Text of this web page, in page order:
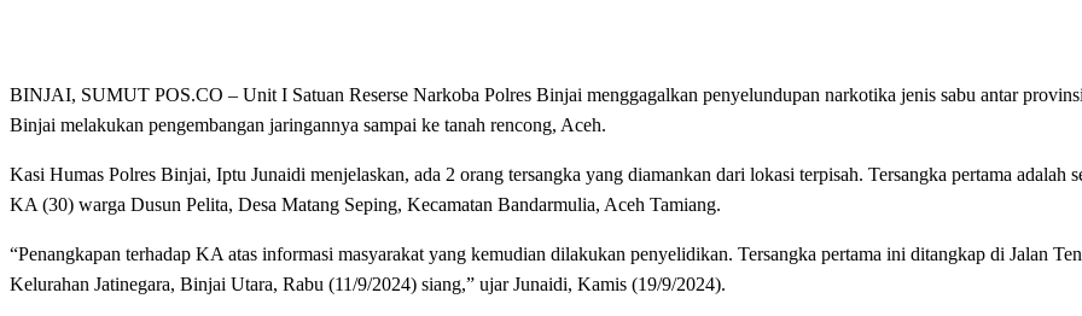
BINJAI, SUMUT POS.CO – Unit I Satuan Reserse Narkoba Polres Binjai menggagalkan penyelundupan narkotika jenis sabu antar
Binjai melakukan pengembangan jaringannya sampai ke tanah rencong, Aceh.
Kasi Humas Polres Binjai, Iptu Junaidi menjelaskan, ada 2 orang tersangka yang diamankan dari lokasi terpisah. Tersangka pertama adalah
KA (30) warga Dusun Pelita, Desa Matang Seping, Kecamatan Bandarmulia, Aceh Tamiang.
“Penangkapan terhadap KA atas informasi masyarakat yang kemudian dilakukan penyelidikan. Tersangka pertama ini ditangkap di Jalan
Kelurahan Jatinegara, Binjai Utara, Rabu (11/9/2024) siang,” ujar Junaidi, Kamis (19/9/2024).